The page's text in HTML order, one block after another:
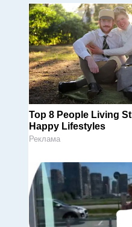
Top 8 People Living
Happy Lifestyles
Реклама